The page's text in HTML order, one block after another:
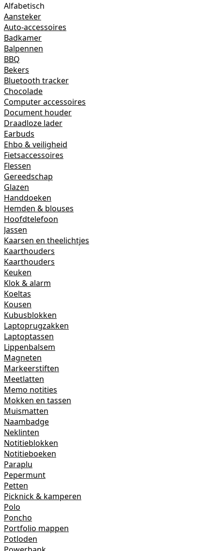
Alfabetisch
Aansteker
Auto-accessoires
Badkamer
Balpennen
BBQ
Bekers
Bluetooth tracker
Chocolade
Computer accessoires
Document houder
Draadloze lader
Earbuds
Ehbo & veiligheid
Fietsaccessoires
Flessen
Gereedschap
Glazen
Handdoeken
Hemden & blouses
Hoofdtelefoon
Jassen
Kaarsen en theelichtjes
Kaarthouders
Kaarthouders
Keuken
Klok & alarm
Koeltas
Kousen
Kubusblokken
Laptoprugzakken
Laptoptassen
Lippenbalsem
Magneten
Markeerstiften
Meetlatten
Memo notities
Mokken en tassen
Muismatten
Naambadge
Neklinten
Notitieblokken
Notitieboeken
Paraplu
Pepermunt
Petten
Picknick & kamperen
Polo
Poncho
Portfolio mappen
Potloden